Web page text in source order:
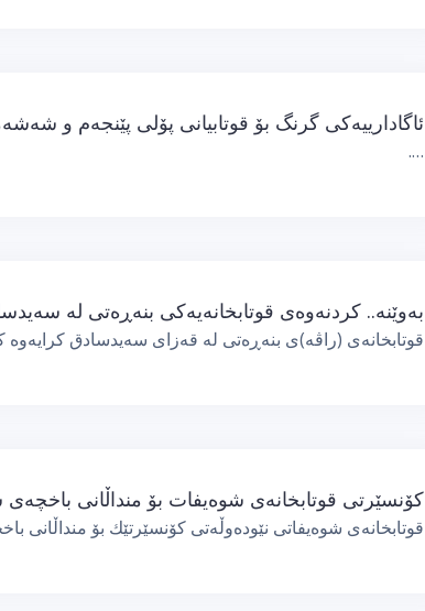
ئاگادارییەكی گرنگ بۆ قوتابیانی پۆلی پێنجەم و
….
بەوێنە.. كردنەوەی قوتابخانەیەكی بنەڕەتی لە
قوتابخانەی (راڤە)ی بنەڕەتی لە قەزای سەیدسادق كرایەوە
كۆنسێرتی قوتابخانەی شوەیفات بۆ منداڵانی باخچەی
قوتابخانەی شوەیفاتی نێودەوڵەتی كۆنسێرتێك بۆ منداڵانی